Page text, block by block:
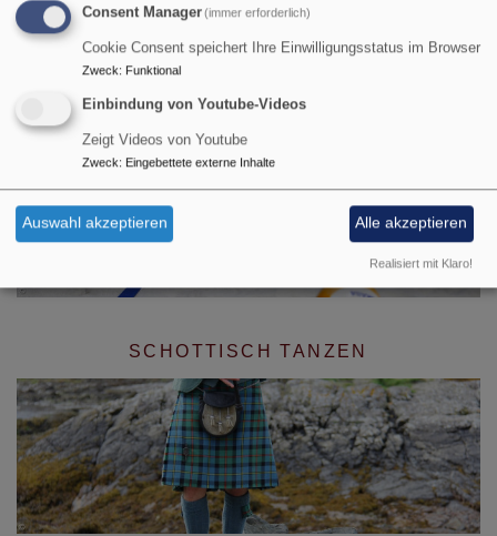
AK MUSKELKATER
SCHOTTISCH TANZEN
Consent Manager(immer erforderlich)
Cookie Consent speichert Ihre Einwilligungsstatus im Browser
Zweck: Funktional
Einbindung von Youtube-Videos
Zeigt Videos von Youtube
Zweck: Eingebettete externe Inhalte
Auswahl akzeptieren Alle akzeptieren
Realisiert mit Klaro!